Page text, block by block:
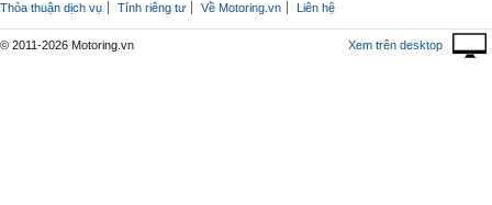
Thỏa thuận dịch vụ Tính riêng tư Về Motoring.vn Liên hệ
© 2011-2026 Motoring.vn Xem trên desktop